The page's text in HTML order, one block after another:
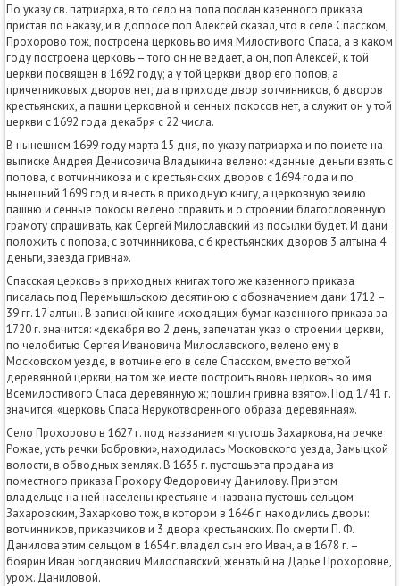
По указу св. патриарха, в то село на попа послан казенного приказа
пристав по наказу, и в допросе поп Алексей сказал, что в селе Спасском,
Прохорово тож, построена церковь во имя Милостивого Спаса, а в каком
году построена церковь – того он не ведает, а он, поп Алексей, к той
церкви посвящен в 1692 году; а у той церкви двор его попов, а
причетниковых дворов нет, да в приходе двор вотчинников, 6 дворов
крестьянских, а пашни церковной и сенных покосов нет, а служит он у той
церкви с 1692 года декабря с 22 числа.
В нынешнем 1699 году марта 15 дня, по указу патриарха и по помете на
выписке Андрея Денисовича Владыкина велено: «данные деньги взять с
попова, с вотчинникова и с крестьянских дворов с 1694 года и по
нынешний 1699 год и внесть в приходную книгу, а церковную землю
пашню и сенные покосы велено справить и о строении благословенную
грамоту спрашивать, как Сергей Милославский из посылки будет. И дани
положить с попова, с вотчинникова, с 6 крестьянских дворов 3 алтына 4
деньги, заезда гривна».
Спасская церковь в приходных книгах того же казенного приказа
писалась под Перемышльскою десятиною с обозначением дани 1712 –
39 гг. 17 алтын. В записной книге исходящих бумаг казенного приказа за
1720 г. значится: «декабря во 2 день, запечатан указ о строении церкви,
по челобитью Сергея Ивановича Милославского, велено ему в
Московском уезде, в вотчине его в селе Спасском, вместо ветхой
деревянной церкви, на том же месте построить вновь церковь во имя
Всемилостивого Спаса деревянную ж; пошлин гривна взято». Под 1741 г.
значится: «церковь Спаса Нерукотворенного образа деревянная».
Село Прохорово в 1627 г. под названием «пустошь Захаркова, на речке
Рожае, усть речки Бобровки», находилась Московского уезда, Замыцкой
волости, в обводных землях. В 1635 г. пустошь эта продана из
поместного приказа Прохору Федоровичу Данилову. При этом
владельце на ней населены крестьяне и названа пустошь сельцом
Захаровским, Захарково тож, в котором в 1646 г. находились дворы:
вотчинников, приказчиков и 3 двора крестьянских. По смерти П. Ф.
Данилова этим сельцом в 1654 г. владел сын его Иван, а в 1678 г. –
боярин Иван Богданович Милославский, женатый на Дарье Прохоровне,
урож. Даниловой.